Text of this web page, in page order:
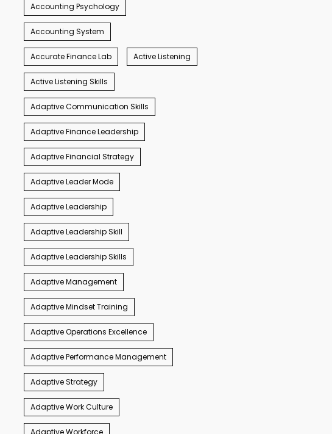
Accounting Psychology
Accounting System
Accurate Finance Lab Active Listening
Active Listening Skills
Adaptive Communication Skills
Adaptive Finance Leadership
Adaptive Financial Strategy
Adaptive Leader Mode
Adaptive Leadership
Adaptive Leadership Skill
Adaptive Leadership Skills
Adaptive Management
Adaptive Mindset Training
Adaptive Operations Excellence
Adaptive Performance Management
Adaptive Strategy
Adaptive Work Culture